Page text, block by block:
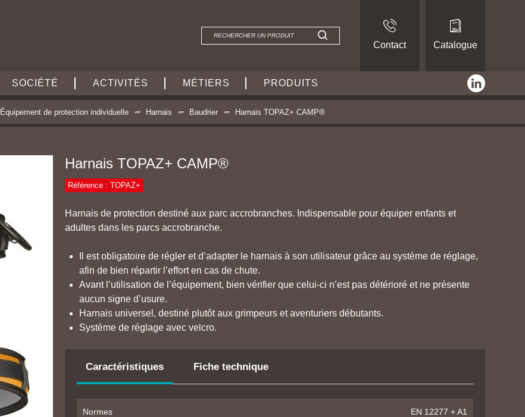
Contact Catalogue
SOCIÉTÉ ACTIVITÉS MÉTIERS PRODUITS linkedin
Équipement de protection individuelle Harnais Baudrier Harnais TOPAZ+ CAMP®
Harnais TOPAZ+ CAMP®
Référence : TOPAZ+
Harnais de protection destiné aux parc accrobranches. Indispensable pour équiper enfants et
adultes dans les parcs accrobranche.
Il est obligatoire de régler et d’adapter le harnais à son utilisateur grâce au système de réglage,
afin de bien répartir l’effort en cas de chute.
Avant l’utilisation de l’équipement, bien vérifier que celui-ci n’est pas détérioré et ne présente
aucun signe d’usure.
Harnais universel, destiné plutôt aux grimpeurs et aventuriers débutants.
Système de réglage avec velcro.
Caractéristiques Fiche technique
Normes EN 12277 + A1